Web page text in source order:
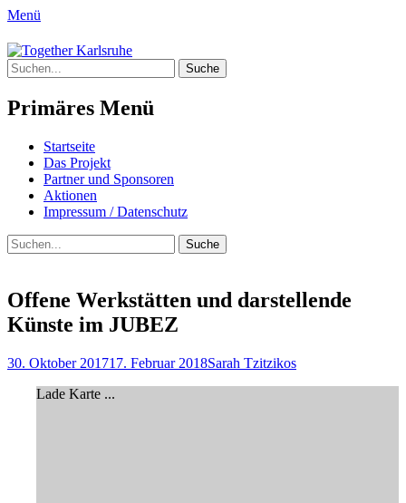
Menü
Together Karlsruhe
Integration von jungen Menschen mit
Fluchterfahrung und
Migrationshintergrund
Suche
nach:
Primäres Menü
Springe
zum
Inhalt
Startseite
Das Projekt
Partner und Sponsoren
Aktionen
Impressum / Datenschutz
Suchen
Suche
nach:
Offene Werkstätten und darstellende
Künste im JUBEZ
Posted
30. Oktober 201717. Februar 2018Author
Sarah Tzitzikos
Lade Karte ...